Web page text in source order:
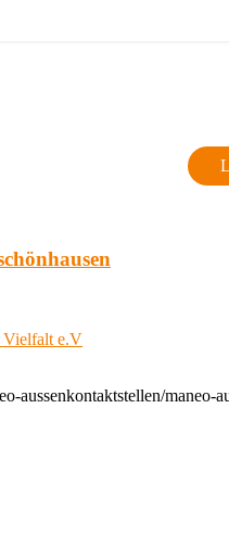
Vielfalt e.V
aussenkontaktstellen/maneo-